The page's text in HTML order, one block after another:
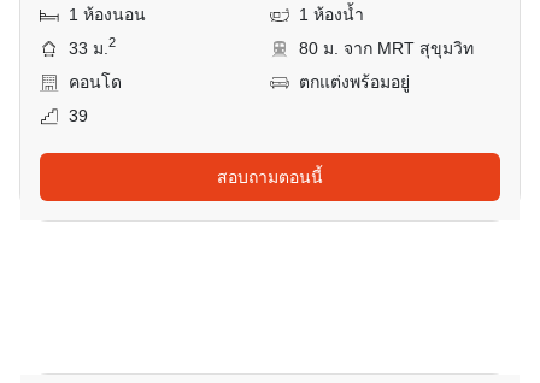
1 ห้องนอน
1 ห้องน้ำ
33 ม.2
80 ม. จาก MRT สุขุมวิท
คอนโด
ตกแต่งพร้อมอยู่
39
สอบถามตอนนี้